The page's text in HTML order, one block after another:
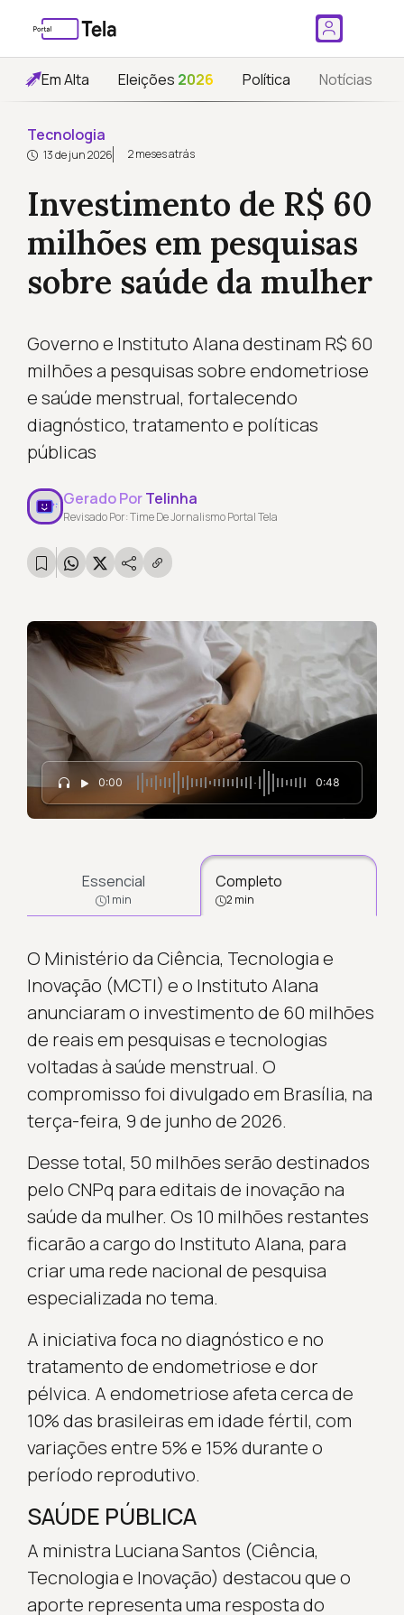
Em Alta Eleições 2026 Política Notícias
Tecnologia
13 de jun 2026 2 meses atrás
Investimento de R$ 60
milhões em pesquisas
sobre saúde da mulher
Governo e Instituto Alana destinam R$ 60
milhões a pesquisas sobre endometriose
e saúde menstrual, fortalecendo
diagnóstico, tratamento e políticas
públicas
Gerado PorTelinha
Revisado Por: Time De Jornalismo Portal Tela
0:00 0:48
Essencial
1 min
Completo
2 min
O Ministério da Ciência, Tecnologia e
Inovação (MCTI) e o Instituto Alana
anunciaram o investimento de 60 milhões
de reais em pesquisas e tecnologias
voltadas à saúde menstrual. O
compromisso foi divulgado em Brasília, na
terça-feira, 9 de junho de 2026.
Desse total, 50 milhões serão destinados
pelo CNPq para editais de inovação na
saúde da mulher. Os 10 milhões restantes
ficarão a cargo do Instituto Alana, para
criar uma rede nacional de pesquisa
especializada no tema.
A iniciativa foca no diagnóstico e no
tratamento de endometriose e dor
pélvica. A endometriose afeta cerca de
10% das brasileiras em idade fértil, com
variações entre 5% e 15% durante o
período reprodutivo.
SAÚDE PÚBLICA
A ministra Luciana Santos (Ciência,
Tecnologia e Inovação) destacou que o
aporte representa uma resposta do